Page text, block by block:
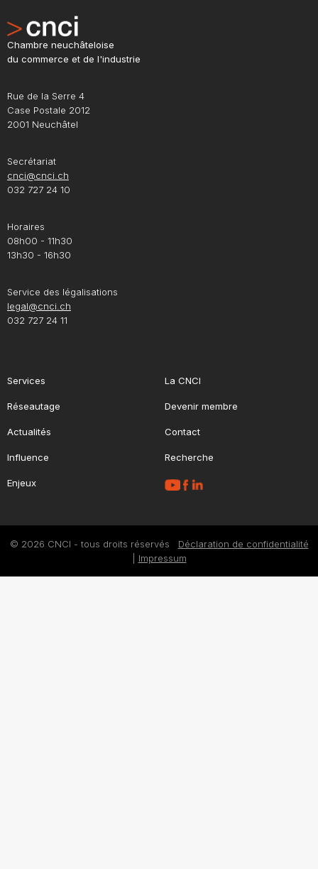
Chambre neuchâteloise
du commerce et de l'industrie
Rue de la Serre 4
Case Postale 2012
2001 Neuchâtel
Secrétariat
cnci@cnci.ch
032 727 24 10
Horaires
08h00 - 11h30
13h30 - 16h30
Service des légalisations
legal@cnci.ch
032 727 24 11
Services
Réseautage
Actualités
Influence
Enjeux
La CNCI
Devenir membre
Contact
Recherche
© 2026 CNCI - tous droits réservés Déclaration de confidentialité
Impressum